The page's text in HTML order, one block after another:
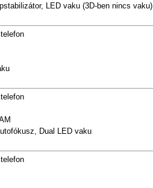
LED vaku (3D-ben nincs vaku)
Dual LED vaku